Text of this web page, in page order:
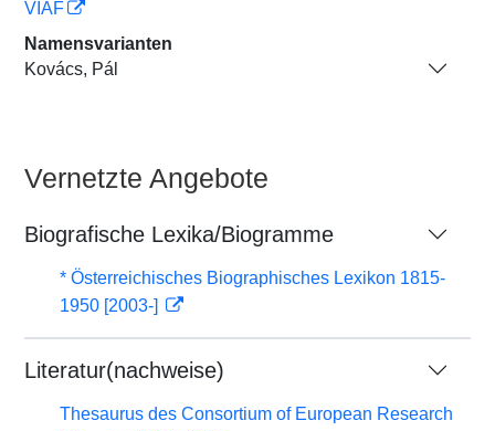
VIAF
Namensvarianten
Kovács, Pál
Vernetzte Angebote
Biografische Lexika/Biogramme
* Österreichisches Biographisches Lexikon 1815-
1950 [2003-]
Literatur(nachweise)
Thesaurus des Consortium of European Research